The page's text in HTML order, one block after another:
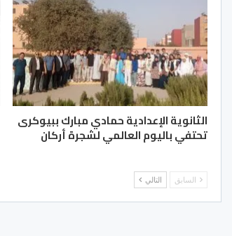
الثانوية الإعدادية حمادي مبارك ببيوكرى
تحتفي باليوم العالمي لشجرة أركان
السابق التالي